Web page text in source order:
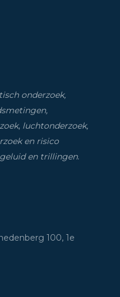
onderzoek,
, luchtonderzoek,
en risico
en trillingen.
100, 1e